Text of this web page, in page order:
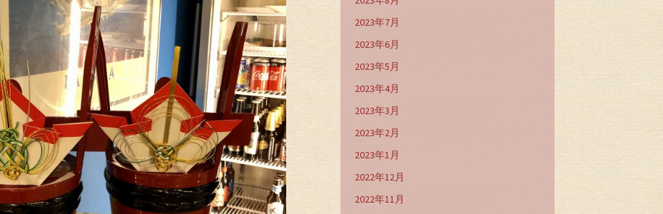
2023年7月
2023年6月
2023年5月
2023年4月
2023年3月
2023年2月
2023年1月
2022年12月
2022年11月